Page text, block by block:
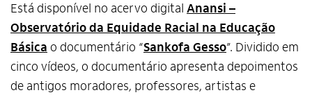
Está disponível no acervo digital Anansi –
Observatório da Equidade Racial na Educação
Básica o documentário “Sankofa Gesso”. Dividido em
cinco vídeos, o documentário apresenta depoimentos
de antigos moradores, professores, artistas e